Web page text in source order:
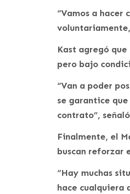
“Vamos a
voluntariamente,
Kast agregó
pero bajo
“Van a poder
se garantice
contrato”,
Finalmente, el
buscan reforzar
“Hay muchas
hace cualquiera